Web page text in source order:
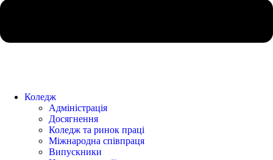
Коледж
Адміністрація
Досягнення
Коледж та ринок праці
Міжнародна співпраця
Випускники